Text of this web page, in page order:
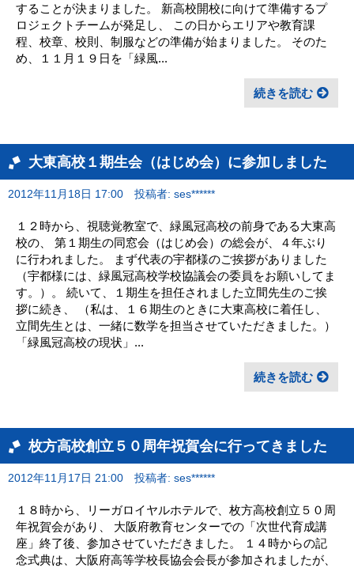
することが決まりました。 新高校開校に向けて準備するプ
ロジェクトチームが発足し、 この日からエリアや教育課
程、校章、校則、制服などの準備が始まりました。 そのた
め、１１月１９日を「緑風...
続きを読む
大東高校１期生会（はじめ会）に参加しました
2012年11月18日 17:00 投稿者: ses******
１２時から、視聴覚教室で、緑風冠高校の前身である大東高
校の、 第１期生の同窓会（はじめ会）の総会が、４年ぶり
に行われました。 まず代表の宇都様のご挨拶がありました
（宇都様には、緑風冠高校学校協議会の委員をお願いしてま
す。）。 続いて、１期生を担任されました立間先生のご挨
拶に続き、 （私は、１６期生のときに大東高校に着任し、
立間先生とは、一緒に数学を担当させていただきました。）
「緑風冠高校の現状」...
続きを読む
枚方高校創立５０周年祝賀会に行ってきました
2012年11月17日 21:00 投稿者: ses******
１８時から、リーガロイヤルホテルで、枚方高校創立５０周
年祝賀会があり、 大阪府教育センターでの「次世代育成講
座」終了後、参加させていただきました。 １４時からの記
念式典は、大阪府高等学校長協会会長が参加されましたが、